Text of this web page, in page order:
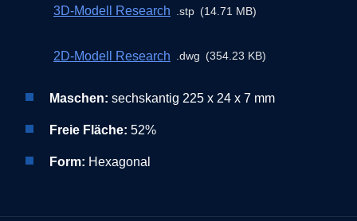
3D-Modell Research stp 14.71 MB
2D-Modell Research dwg 354.23 KB
Maschen: sechskantig 225 x 24 x 7 mm
Freie Fläche: 52%
Form: Hexagonal